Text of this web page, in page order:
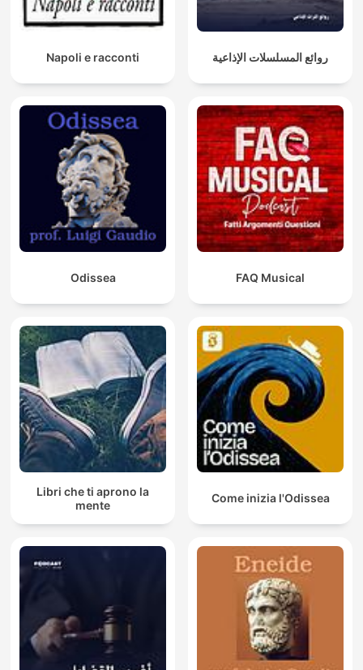
Napoli e racconti روائع المسلسلات الإذاعية
Odissea FAQ Musical
Libri che ti aprono la
mente
Come inizia l'Odissea